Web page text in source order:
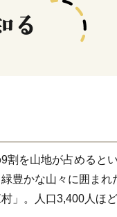
割を山地が占めるとい
豊かな山々に囲まれ
」。人口3,400人ほ